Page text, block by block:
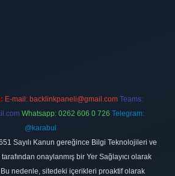
E-mail: backlinkpaneli@gmail.com Teams:
Whatsapp: 0262 606 0 726 Telegram:
@karabul
Sayılı Kanun gereğince Bilgi Teknolojileri ve
onaylanmış bir Yer Sağlayıcı olarak
nedenle, sitedeki içerikleri proaktif olarak